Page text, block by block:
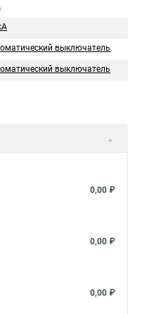
выключатель
выключатель
0,00 ₽
0,00 ₽
0,00 ₽